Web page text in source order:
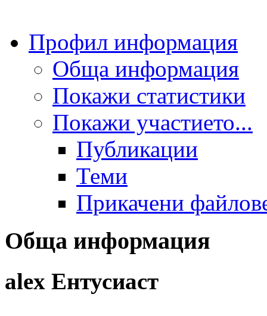
Профил информация
Обща информация
Покажи статистики
Покажи участието...
Публикации
Теми
Прикачени
Обща информация
alex Ентусиаст